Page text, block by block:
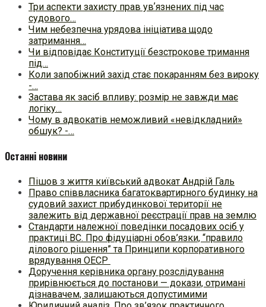
Три аспекти захисту прав увʼязнених під час
судового…
Чим небезпечна урядова ініціатива щодо
затримання…
Чи відповідає Конституції безстрокове тримання
під…
Коли запобіжний захід стає покаранням без вироку
-…
Застава як засіб впливу: розмір не завжди має
логіку…
Чому в адвокатів неможливий «невідкладний»
обшук? -…
Останні новини
Пішов з життя київський адвокат Андрій Галь
Право співвласника багатоквартирного будинку на
судовий захист прибудинкової території не
залежить від державної реєстрації прав на землю
Стандарти належної поведінки посадових осіб у
практиці ВC. Про фідуціарні обов’язки, “правило
ділового рішення” та Принципи корпоративного
врядування ОЕСР
Доручення керівника органу розслідування
прирівнюється до постанови — докази, отримані
дізнавачем, залишаються допустимими